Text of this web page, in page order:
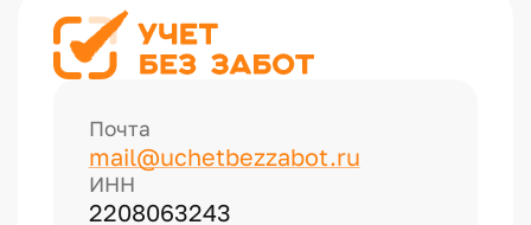
КОММЕНТАРИИ ДЛЯ САЙТА